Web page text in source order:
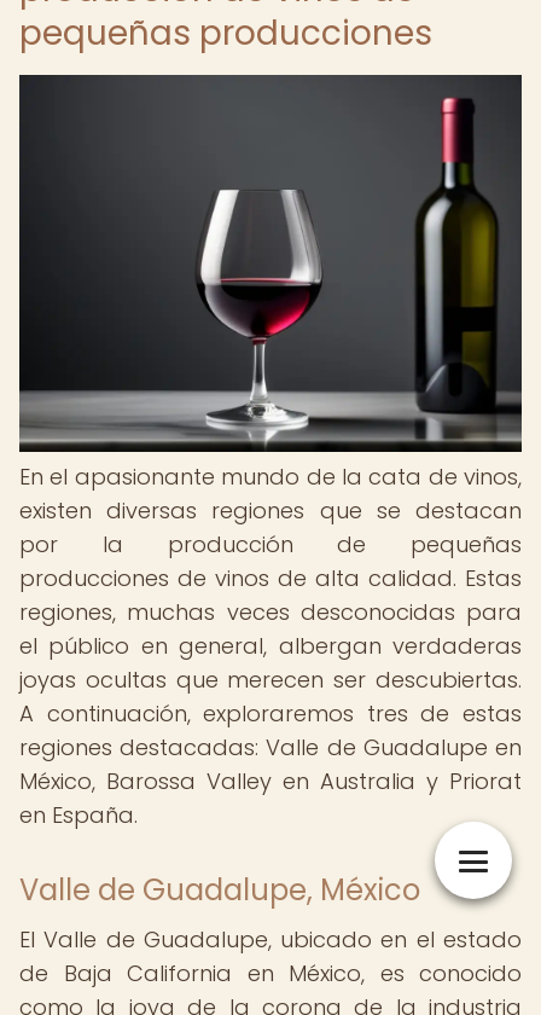
pequeñas producciones
En el apasionante mundo de la cata de vinos,
existen diversas regiones que se destacan
por la producción de pequeñas
producciones de vinos de alta calidad. Estas
regiones, muchas veces desconocidas para
el público en general, albergan verdaderas
joyas ocultas que merecen ser descubiertas.
A continuación, exploraremos tres de estas
regiones destacadas: Valle de Guadalupe en
México, Barossa Valley en Australia y Priorat
en España.
Valle de Guadalupe, México
El Valle de Guadalupe, ubicado en el estado
de Baja California en México, es conocido
como la joya de la corona de la industria